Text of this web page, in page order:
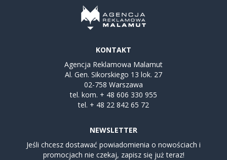
KONTAKT
Agencja Reklamowa Malamut
Al. Gen. Sikorskiego 13 lok. 27
02-758 Warszawa
tel. kom. + 48 606 330 955
tel. + 48 22 842 65 72
NEWSLETTER
Jeśli chcesz dostawać powiadomienia o nowościach i
promocjach nie czekaj, zapisz się już teraz!